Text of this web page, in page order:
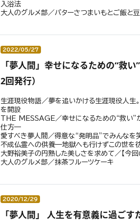
入浴法
大人のグルメ部／バターさつまいもとご飯と
2022/05/27
「夢人間」幸せになるための“救
2回発行）
生涯現役物語／夢を追いかける生涯現役人生。
を開設
THE MESSAGE／幸せになるための“救い”
仕方—
愛すべき夢人間／得意な“発明品”でみんなを
不成仏霊への供養—地獄へも行けずこの世を
大野裕美子の円熟した美しさを求めて／【今
大人のグルメ部／抹茶フルーツケーキ
2020/12/29
「夢人間」 人生を有意義に過ご